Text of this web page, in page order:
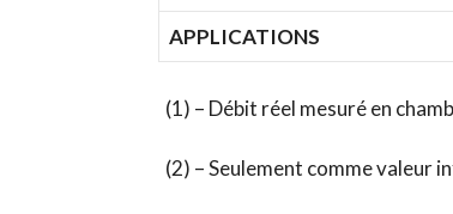
APPLICATIONS
(1) – Débit réel mesuré en
(2) – Seulement comme valeur